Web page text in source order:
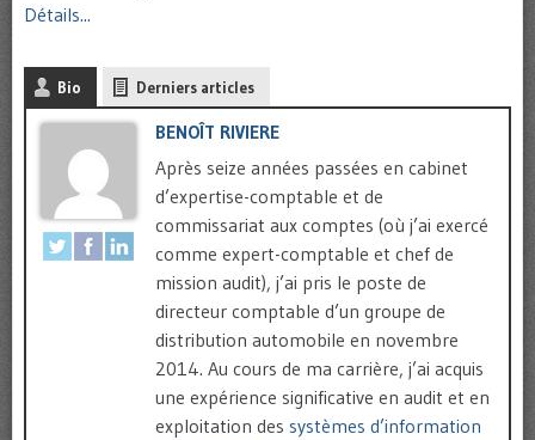
Détails...
Bio Derniers articles
BENOÎT RIVIERE
Après seize années passées en cabinet
d’expertise-comptable et de
commissariat aux comptes (où j’ai exercé
comme expert-comptable et chef de
mission audit), j’ai pris le poste de
directeur comptable d’un groupe de
distribution automobile en novembre
2014. Au cours de ma carrière, j’ai acquis
une expérience significative en audit et en
exploitation des systèmes d’information